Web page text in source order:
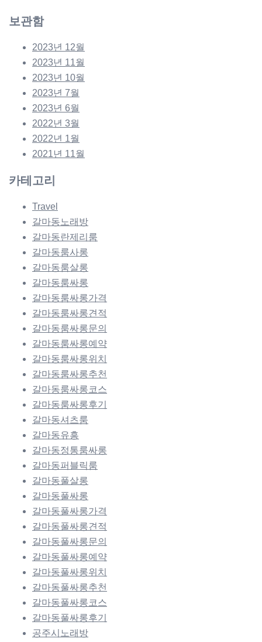
보관함
2023년 12월
2023년 11월
2023년 10월
2023년 7월
2023년 6월
2022년 3월
2022년 1월
2021년 11월
카테고리
Travel
갈마동노래방
갈마동란제리룸
갈마동룸사롱
갈마동룸살롱
갈마동룸싸롱
갈마동룸싸롱가격
갈마동룸싸롱견적
갈마동룸싸롱문의
갈마동룸싸롱예약
갈마동룸싸롱위치
갈마동룸싸롱추천
갈마동룸싸롱코스
갈마동룸싸롱후기
갈마동셔츠룸
갈마동유흥
갈마동정통룸싸롱
갈마동퍼블릭룸
갈마동풀살롱
갈마동풀싸롱
갈마동풀싸롱가격
갈마동풀싸롱견적
갈마동풀싸롱문의
갈마동풀싸롱예약
갈마동풀싸롱위치
갈마동풀싸롱추천
갈마동풀싸롱코스
갈마동풀싸롱후기
공주시노래방